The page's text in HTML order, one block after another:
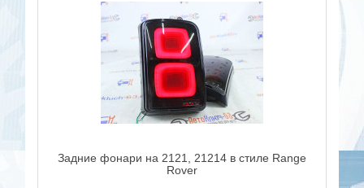
Задние фонари на 2121, 21214 в стиле Range
Rover